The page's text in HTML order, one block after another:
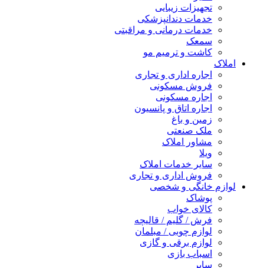
تجهیزات زیبایی
خدمات دندانپزشکی
خدمات درمانی و مراقبتی
سمعک
کاشت و ترمیم مو
املاک
اجاره اداری و تجاری
فروش مسکونی
اجاره مسکونی
اجاره اتاق و پانسیون
زمین و باغ
ملک صنعتی
مشاور املاک
ویلا
سایر خدمات املاک
فروش اداری و تجاری
لوازم خانگی و شخصی
پوشاک
کالای خواب
فرش / گلیم / قالیچه
لوازم چوبی / مبلمان
لوازم برقی و گازی
اسباب بازی
سایر